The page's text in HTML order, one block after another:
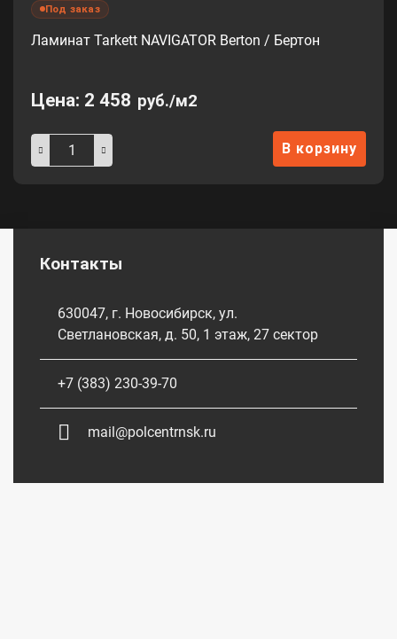
Под заказ
Ламинат Tarkett NAVIGATOR Berton / Бертон
Цена: 2 458 руб./м2
В корзину
Контакты
630047, г. Новосибирск, ул.
Светлановская, д. 50, 1 этаж, 27 сектор
+7 (383) 230-39-70
mail@polcentrnsk.ru